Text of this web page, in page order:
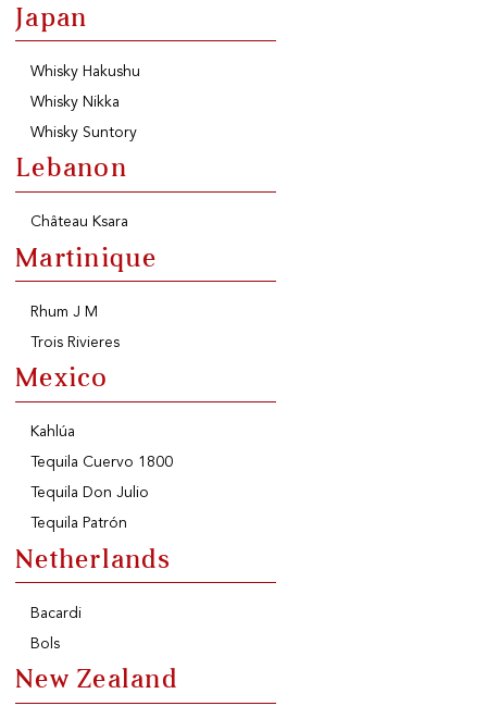
Japan
Whisky Hakushu
Whisky Nikka
Whisky Suntory
Lebanon
Château Ksara
Martinique
Rhum J M
Trois Rivieres
Mexico
Kahlúa
Tequila Cuervo 1800
Tequila Don Julio
Tequila Patrón
Netherlands
Bacardi
Bols
New Zealand